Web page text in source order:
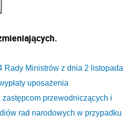
Rady Ministrów z dnia 2 listopada
uposażenia
przewodniczących i
rad narodowych w przypadku